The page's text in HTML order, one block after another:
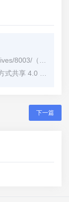
8003/ （转载时请注明本文出处及文章链接）
BY-NC-SA 4.0)
下一篇